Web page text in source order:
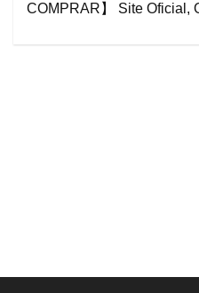
COMPRAR】 Site Oficial,